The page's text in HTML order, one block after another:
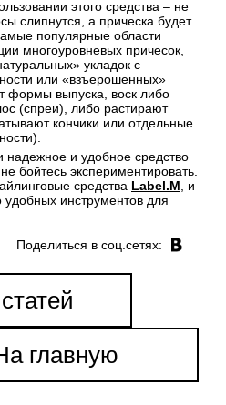
этого средства – не
слипнутся, а прическа будет
популярные области
многоуровневых причесок,
укладок с
или «взъерошенных»
формы выпуска, воск либо
(спреи), либо растирают
кончики или отдельные
надежное и удобное средство
бойтесь экспериментировать.
средства Label.M , и
удобных инструментов для
Поделиться в соц.cетях:
главную